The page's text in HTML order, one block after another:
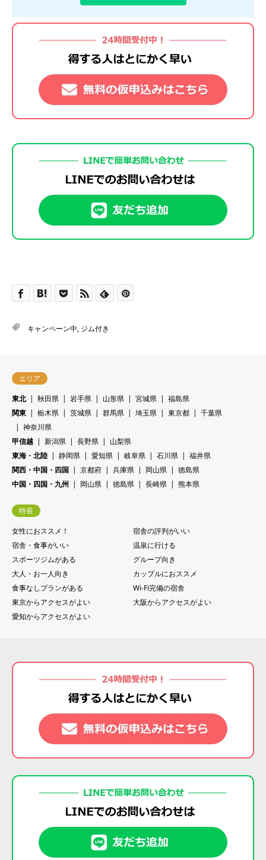
キャンペーン中, ジム付き
エリア
東北
秋田県 岩手県 山形県 宮城県
福島県
関東
栃木県 茨城県 群馬県 埼玉県 東京都
千葉県
神奈川県
甲信越
新潟県 長野県
山梨県
東海・北陸
静岡県 愛知県 岐阜県 石川県
福井県
関西・中国・四国
京都府 兵庫県 岡山県
徳島県
中国・四国・九州
岡山県 徳島県 長崎県 熊本県
特長
女性におススメ！
宿舎の評判がいい
宿舎・食事がいい
温泉に行ける
スポーツジムがある
グループ向き
大人・お一人向き
カップルにおススメ
食事なしプランがある
Wi-Fi完備の宿舎
東京からアクセスがよい
大阪からアクセスがよい
愛知からアクセスがよい